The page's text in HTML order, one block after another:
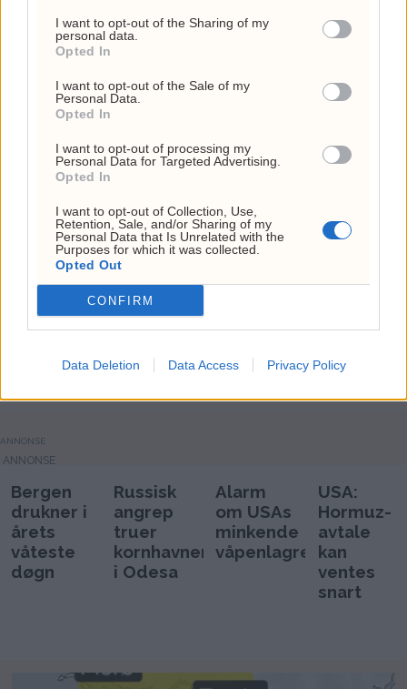
I want to opt-out of the Sharing of my
personal data.
Opted In
I want to opt-out of the Sale of my
Personal Data.
Opted In
I want to opt-out of processing my
Personal Data for Targeted Advertising.
Opted In
I want to opt-out of Collection, Use,
Retention, Sale, and/or Sharing of my
Personal Data that Is Unrelated with the
Purposes for which it was collected.
Opted Out
CONFIRM
Data Deletion Data Access Privacy Policy
I et marked der én aktør kan ta en
verdiskapningen, kan det være nok til å vippe
lenger gitt at det holder.
ANTHROPIC
ELON MUSK
KUNSTIG INTELLIGENS
NYHETER
OPENAI
SAM ALTMAN
ANNONSE
Bergen
drukner i
årets
våteste
døgn
Russisk
angrep
truer
kornhavnen
i Odesa
Alarm
om USAs
minkende
våpenlagre
USA:
Hormuz-
avtale
kan
ventes
snart